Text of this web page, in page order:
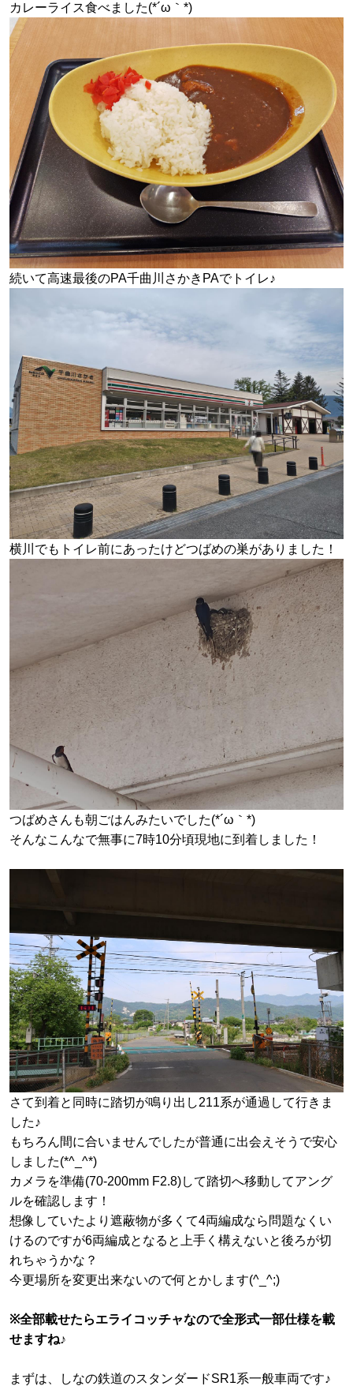
カレーライス食べました(*´ω｀*)
続いて高速最後のPA千曲川さかきPAでトイレ♪
横川でもトイレ前にあったけどつばめの巣がありました！
つばめさんも朝ごはんみたいでした(*´ω｀*)
そんなこんなで無事に7時10分頃現地に到着しました！
さて到着と同時に踏切が鳴り出し211系が通過して行きま
した♪
もちろん間に合いませんでしたが普通に出会えそうで安心
しました(*^_^*)
カメラを準備(70-200mm F2.8)して踏切へ移動してアング
ルを確認します！
想像していたより遮蔽物が多くて4両編成なら問題なくい
けるのですが6両編成となると上手く構えないと後ろが切
れちゃうかな？
今更場所を変更出来ないので何とかします(^_^;)
※全部載せたらエライコッチャなので全形式一部仕様を載
せますね♪
まずは、しなの鉄道のスタンダードSR1系一般車両です♪